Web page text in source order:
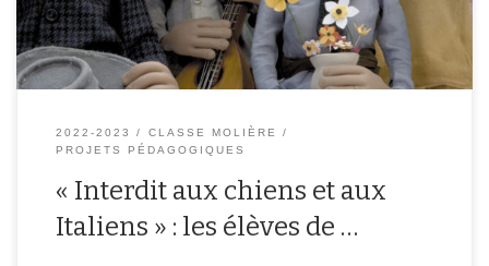
2022-2023
CLASSE MOLIÈRE
PROJETS PÉDAGOGIQUES
« Interdit aux chiens et aux
Italiens » : les élèves de …